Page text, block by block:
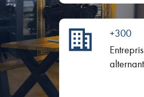
+300